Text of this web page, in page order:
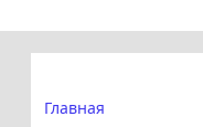
Главная